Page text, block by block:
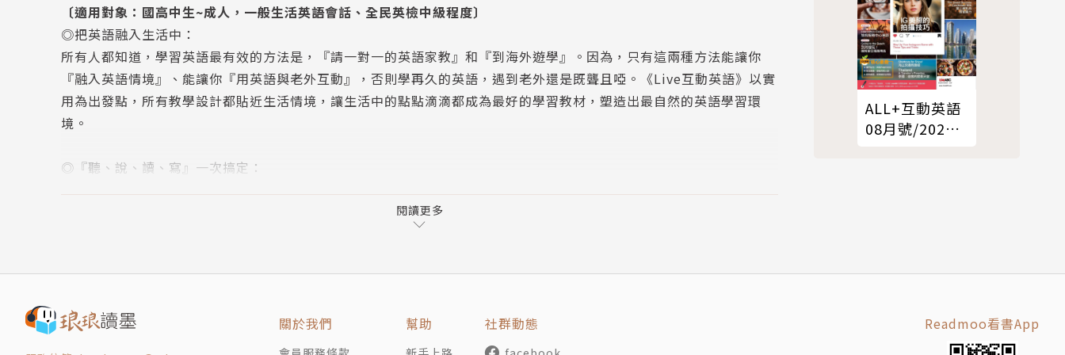
環保科技
主題式會話
克漏字
寫作素養專欄
追本溯源
全民英檢中級模擬試題
電影快報
〔適用對象：國高中生~成人，一般生活英語會話、全民英檢中級程度〕
◎把英語融入生活中：
所有人都知道，學習英語最有效的方法是，『請一對一的英語家教』和『到海外遊學』。因為，只有這兩種方法能讓你
『融入英語情境』、能讓你『用英語與老外互動』，否則學再久的英語，遇到老外還是既聾且啞。《Live互動英語》以實
用為出發點，所有教學設計都貼近生活情境，讓生活中的點點滴滴都成為最好的學習教材，塑造出最自然的英語學習環
境。
◎『聽、說、讀、寫』一次搞定：
真人影片、電影、MTV等豐富教材，並分為『聽、說、讀、寫』四大學習教室，針對需求全方位教學，每段會話教學主題
明確，內容實用，幫助您能在各種場合用英語流利對答，讓您深刻體驗『情境式』英語學習的驚人效果，輕輕鬆鬆開口說
閱讀更多
ALL+互動英語
08月號/2021
關於我們 幫助 社群動態 Readmoo看書App